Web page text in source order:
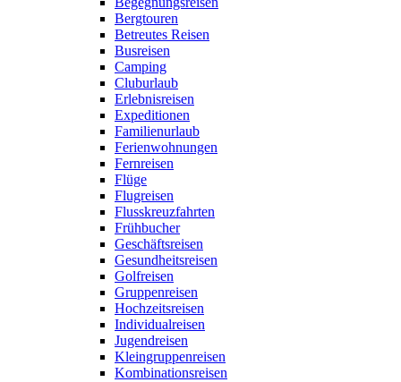
Bergtouren
Betreutes Reisen
Busreisen
Camping
Cluburlaub
Erlebnisreisen
Expeditionen
Familienurlaub
Ferienwohnungen
Fernreisen
Flüge
Flugreisen
Flusskreuzfahrten
Frühbucher
Geschäftsreisen
Gesundheitsreisen
Golfreisen
Gruppenreisen
Hochzeitsreisen
Individualreisen
Jugendreisen
Kleingruppenreisen
Kombinationsreisen